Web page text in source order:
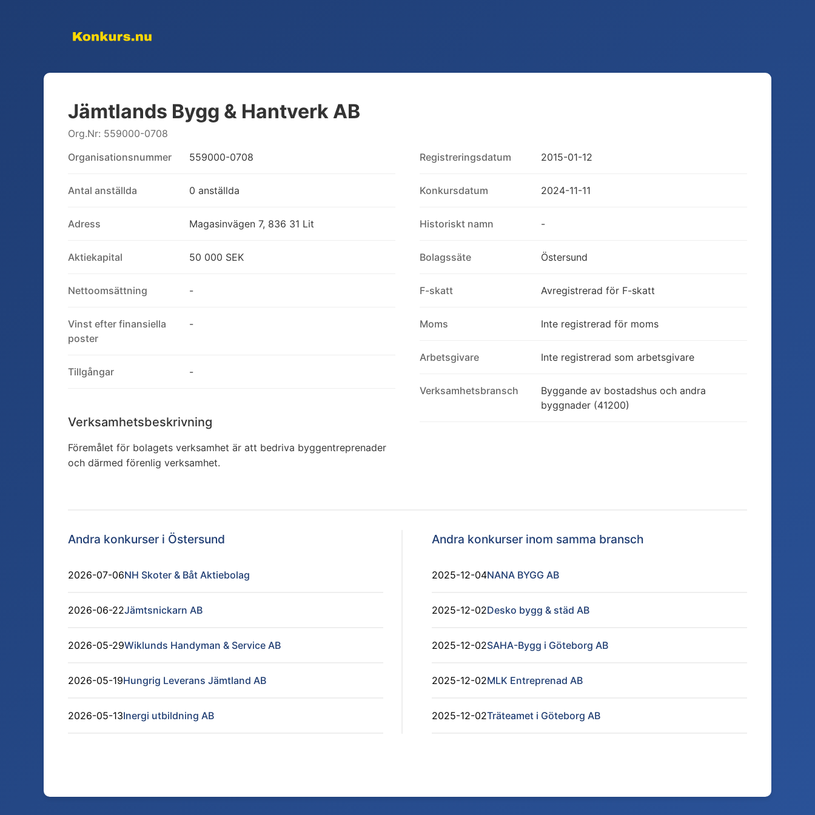
Jämtlands Bygg & Hantverk AB
Org.Nr: 559000-0708
Organisationsnummer
559000-0708
Antal anställda 0 anställda
Adress Magasinvägen 7, 836 31 Lit
Aktiekapital 50 000 SEK
Nettoomsättning -
Vinst efter finansiella
poster
-
Tillgångar -
Verksamhetsbeskrivning
Föremålet för bolagets verksamhet är att bedriva byggentreprenader
och därmed förenlig verksamhet.
Registreringsdatum 2015-01-12
Konkursdatum 2024-11-11
Historiskt namn -
Bolagssäte Östersund
F-skatt Avregistrerad för F-skatt
Moms Inte registrerad för moms
Arbetsgivare Inte registrerad som arbetsgivare
Verksamhetsbransch
Byggande av bostadshus och andra
byggnader (41200)
Andra konkurser i Östersund
2026-07-06NH Skoter & Båt Aktiebolag
2026-06-22Jämtsnickarn AB
2026-05-29Wiklunds Handyman & Service AB
2026-05-19Hungrig Leverans Jämtland AB
2026-05-13Inergi utbildning AB
Andra konkurser inom samma bransch
2025-12-04NANA BYGG AB
2025-12-02Desko bygg & städ AB
2025-12-02SAHA-Bygg i Göteborg AB
2025-12-02MLK Entreprenad AB
2025-12-02Träteamet i Göteborg AB